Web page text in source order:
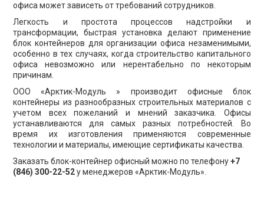
офиса может зависеть от требований сотрудников.
Легкость и простота процессов надстройки и
трансформации, быстрая установка делают применение
блок контейнеров для организации офиса незаменимыми,
особенно в тех случаях, когда строительство капитального
офиса невозможно или нерентабельно по некоторым
причинам.
ООО «Арктик-Модуль » производит офисные блок
контейнеры из разнообразных строительных материалов с
учетом всех пожеланий и мнений заказчика. Офисы
устанавливаются для самых разных потребностей. Во
время их изготовления применяются современные
технологии и материалы, имеющие сертификаты качества.
Заказать блок-контейнер офисный можно по телефону+7
(846) 300-22-52у менеджеров «Арктик-Модуль».